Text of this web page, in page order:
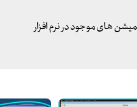
های موجود در نرم افزار